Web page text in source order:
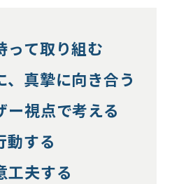
って取り組む
、真摯に向き合う
ー視点で考える
動する
工夫する